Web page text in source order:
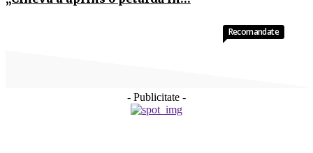
- Publicitate -
Recomandate